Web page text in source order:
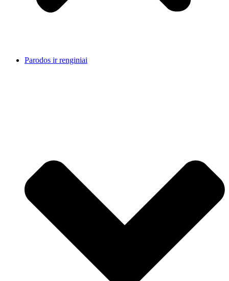
Parodos ir renginiai